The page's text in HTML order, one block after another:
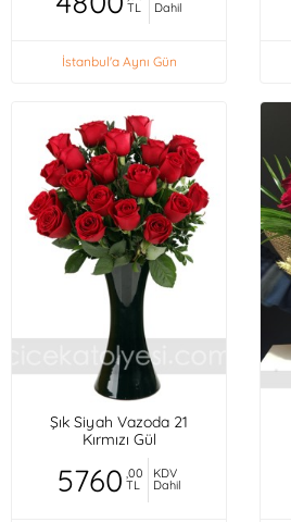
TL Dahil
İstanbul'a Aynı Gün
Şık Siyah Vazoda 21
Kırmızı Gül
5760 ,00
TL
KDV
Dahil